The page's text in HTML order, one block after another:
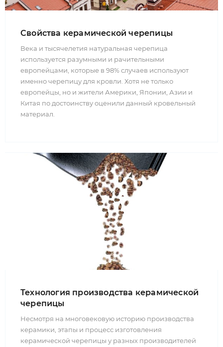
Свойства керамической черепицы
Века и тысячелетия натуральная черепица
используется разумными и рачительными
европейцами, которые в 98% случаев используют
именно черепицу для кровли. Хотя не только
европейцы, но и жители Америки, Японии, Азии и
Китая по достоинству оценили данный кровельный
материал.
Технология производства керамической
черепицы
Несмотря на многовековую историю производства
керамики, этапы и процесс изготовления
керамической черепицы у разных производителей